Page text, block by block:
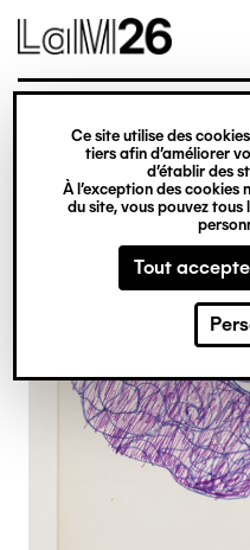
Gestion des cookies
Ce site utilise des
tiers afin d’améliorer
d’établir des
À l’exception des cookies
du site, vous pouvez tous
Tout
contenu